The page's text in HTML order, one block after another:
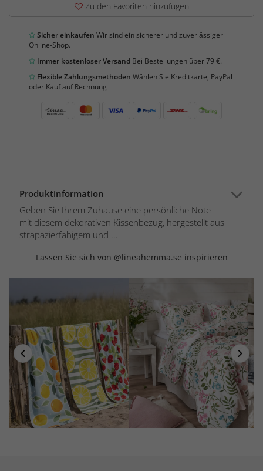
Zu den Favoriten hinzufügen
Sicher einkaufen Wir sind ein sicherer und zuverlässiger
Online-Shop.
Immer kostenloser Versand Bei Bestellungen über 79 €.
Flexible Zahlungsmethoden Wählen Sie Kreditkarte, PayPal
oder Kauf auf Rechnung
Produktinformation
Geben Sie Ihrem Zuhause eine persönliche Note
mit diesem dekorativen Kissenbezug, hergestellt aus
strapazierfähigem und ...
Lassen Sie sich von @lineahemma.se inspirieren